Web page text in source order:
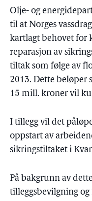
Olje- og
til at Norges
kartlagt behovet for
reparasjon av
tiltak som følge av
2013. Dette beløper
15 mill. kroner vil
I tillegg vil det
oppstart av
sikringstiltaket i
På bakgrunn av
tilleggsbevilgning